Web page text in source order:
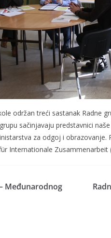
održan treći sastanak Radne
sačinjavaju predstavnici
za odgoj i obrazovanje.
Internationale Zusammenarbeit
Međunarodnog